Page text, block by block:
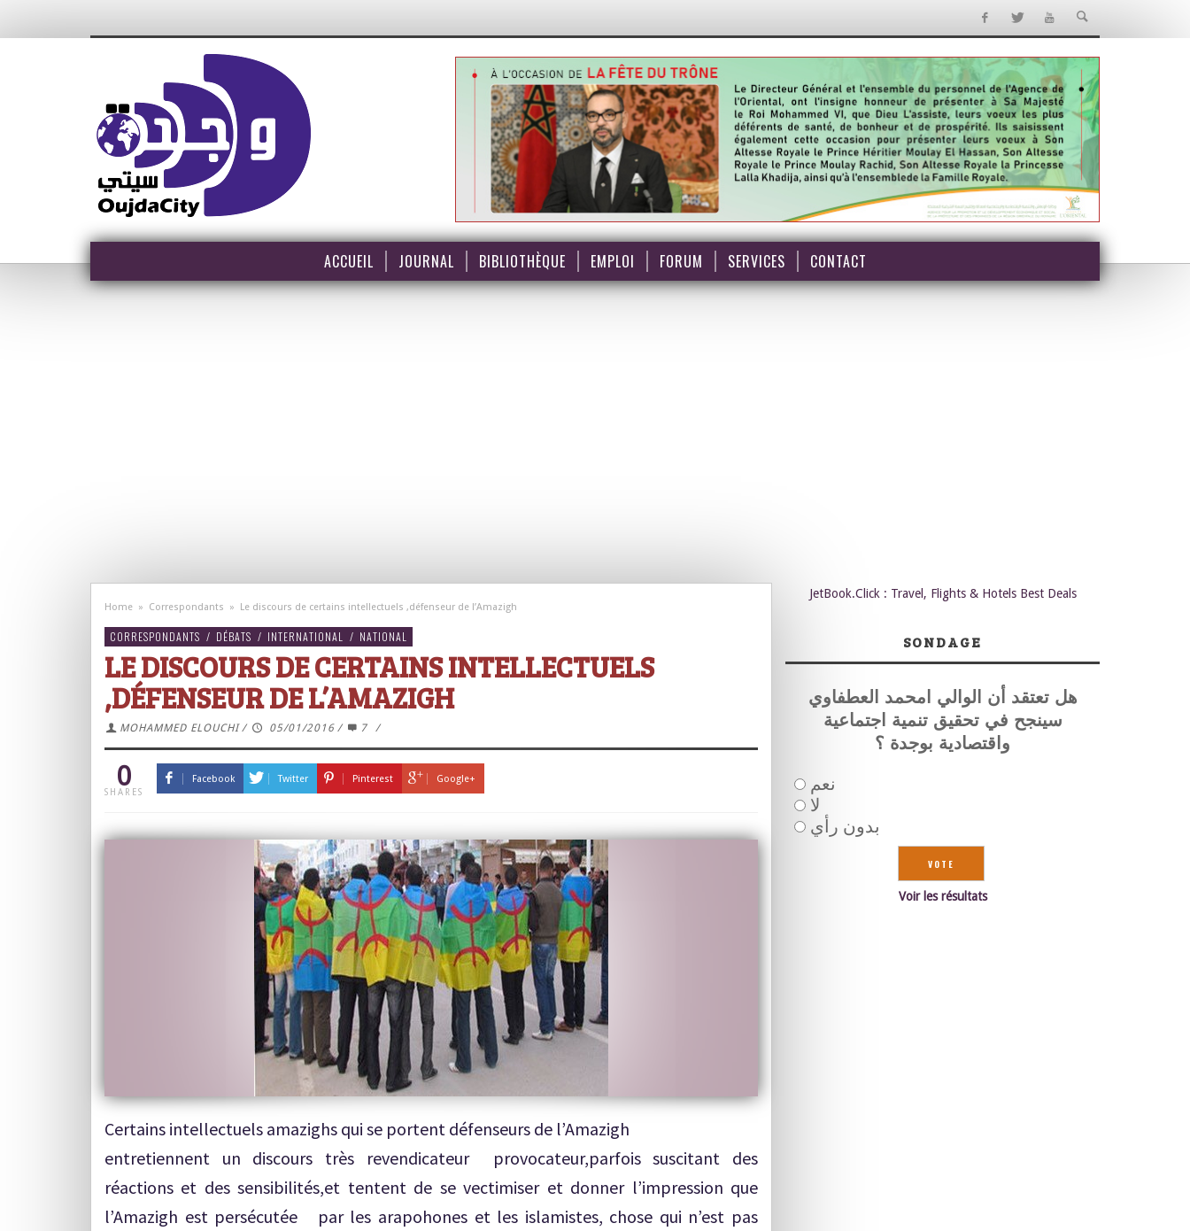
ACCUEIL JOURNAL BIBLIOTHÈQUE EMPLOI FORUM SERVICES CONTACT
Home » Correspondants » Le discours de certains intellectuels ,défenseur de l’Amazigh
CORRESPONDANTS / DÉBATS / INTERNATIONAL / NATIONAL
LE DISCOURS DE CERTAINS INTELLECTUELS
,DÉFENSEUR DE L’AMAZIGH
MOHAMMED ELOUCHI / 05/01/2016 / 7 /
0
SHARES
Facebook Twitter Pinterest Google+
Certains intellectuels amazighs qui se portent défenseurs de l’Amazigh
entretiennent un discours très revendicateur provocateur,parfois suscitant des
réactions et des sensibilités,et tentent de se vectimiser et donner l’impression que
l’Amazigh est persécutée par les arapohones et les islamistes, chose qui n’est pas
JetBook.Click : Travel, Flights & Hotels Best Deals
SONDAGE
هل تعتقد أن الوالي امحمد العطفاوي
سينجح في تحقيق تنمية اجتماعية
واقتصادية بوجدة ؟
نعم
لا
بدون رأي
Voir les résultats